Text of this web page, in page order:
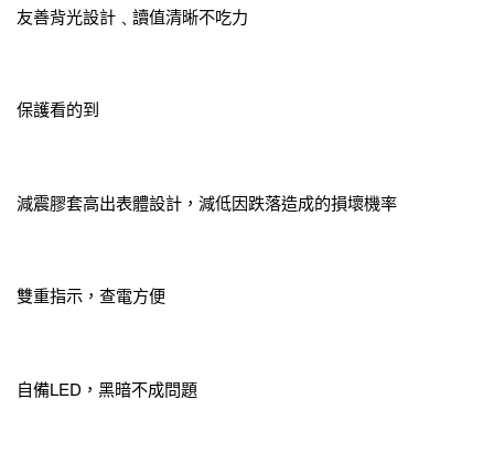
友善背光設計﹑讀值清晰不吃力
保護看的到
減震膠套高出表體設計，減低因跌落造成的損壞機率
雙重指示，查電方便
自備LED，黑暗不成問題